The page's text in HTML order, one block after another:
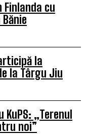
cu
la
la Târgu Jiu
„Terenul
noi”